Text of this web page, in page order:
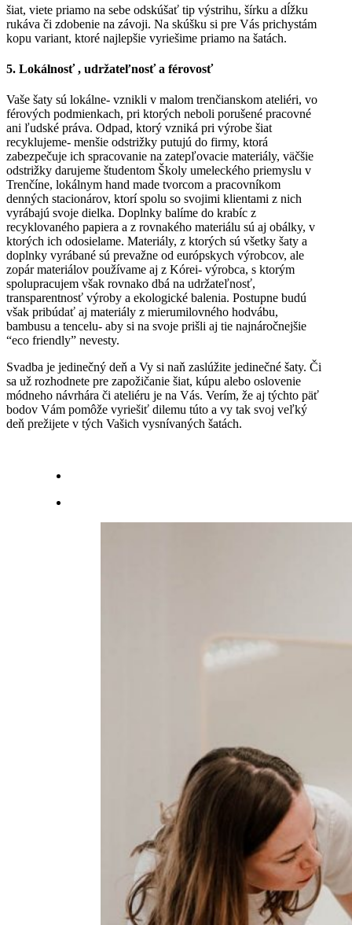
šiat, viete priamo na sebe odskúšať tip výstrihu, šírku a dĺžku
rukáva či zdobenie na závoji. Na skúšku si pre Vás prichystám
kopu variant, ktoré najlepšie vyriešime priamo na šatách.
5. Lokálnosť , udržateľnosť a férovosť
Vaše šaty sú lokálne- vznikli v malom trenčianskom ateliéri, vo
férových podmienkach, pri ktorých neboli porušené pracovné
ani ľudské práva. Odpad, ktorý vzniká pri výrobe šiat
recyklujeme- menšie odstrižky putujú do firmy, ktorá
zabezpečuje ich spracovanie na zatepľovacie materiály, väčšie
odstrižky darujeme študentom Školy umeleckého priemyslu v
Trenčíne, lokálnym hand made tvorcom a pracovníkom
denných stacionárov, ktorí spolu so svojimi klientami z nich
vyrábajú svoje dielka. Doplnky balíme do krabíc z
recyklovaného papiera a z rovnakého materiálu sú aj obálky, v
ktorých ich odosielame. Materiály, z ktorých sú všetky šaty a
doplnky vyrábané sú prevažne od európskych výrobcov, ale
zopár materiálov používame aj z Kórei- výrobca, s ktorým
spolupracujem však rovnako dbá na udržateľnosť,
transparentnosť výroby a ekologické balenia. Postupne budú
však pribúdať aj materiály z mierumilovného hodvábu,
bambusu a tencelu- aby si na svoje prišli aj tie najnáročnejšie
“eco friendly” nevesty.
Svadba je jedinečný deň a Vy si naň zaslúžite jedinečné šaty. Či
sa už rozhodnete pre zapožičanie šiat, kúpu alebo oslovenie
módneho návrhára či ateliéru je na Vás. Verím, že aj týchto päť
bodov Vám pomôže vyriešiť dilemu túto a vy tak svoj veľký
deň prežijete v tých Vašich vysnívaných šatách.